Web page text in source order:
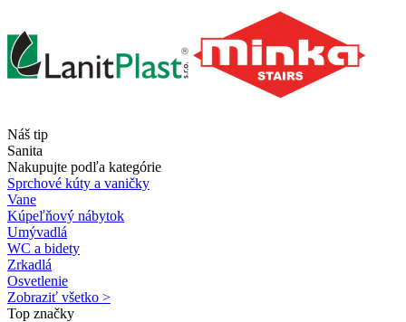
Náš tip
Sanita
Nakupujte podľa kategórie
Sprchové kúty a vaničky
Vane
Kúpeľňový nábytok
Umývadlá
WC a bidety
Zrkadlá
Osvetlenie
Zobraziť všetko >
Top značky